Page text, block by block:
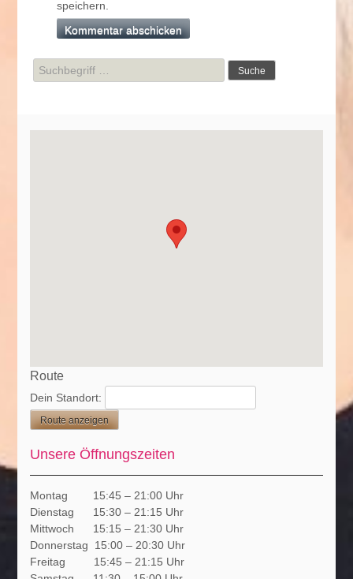
speichern.
Suche
nach:
Route
Dein Standort:
Unsere Öffnungszeiten
Montag 15:45 – 21:00 Uhr
Dienstag 15:30 – 21:15 Uhr
Mittwoch 15:15 – 21:30 Uhr
Donnerstag 15:00 – 20:30 Uhr
Freitag 15:45 – 21:15 Uhr